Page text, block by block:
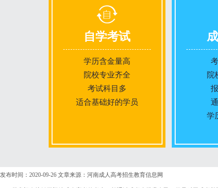
自学考试
学历含金量高
院校专业齐全
考试科目多
适合基础好的学员
报名条件
院
学
发布时间：2020-09-26 文章来源：河南成人高考招生教育信息网